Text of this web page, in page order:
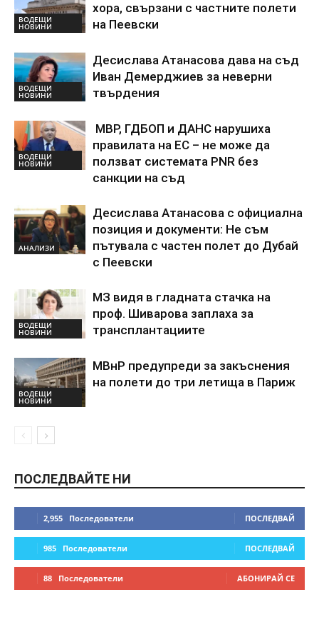
ВОДЕЩИ
НОВИНИ
хора, свързани с частните полети
на Пеевски
ВОДЕЩИ
НОВИНИ
Десислава Атанасова дава на съд
Иван Демерджиев за неверни
твърдения
ВОДЕЩИ
НОВИНИ
МВР, ГДБОП и ДАНС нарушиха
правилата на ЕС – не може да
ползват системата PNR без
санкции на съд
АНАЛИЗИ
Десислава Атанасова с официална
позиция и документи: Не съм
пътувала с частен полет до Дубай
с Пеевски
ВОДЕЩИ
НОВИНИ
МЗ видя в гладната стачка на
проф. Шиварова заплаха за
трансплантациите
ВОДЕЩИ
НОВИНИ
МВнР предупреди за закъснения
на полети до три летища в Париж
ПОСЛЕДВАЙТЕ НИ
2,955 Последователи ПОСЛЕДВАЙ
985 Последователи ПОСЛЕДВАЙ
88 Последователи АБОНИРАЙ СЕ